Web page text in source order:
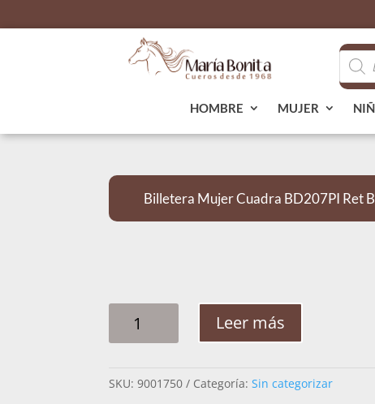
de
HOMBRE MUJER
Billetera Mujer Cuadra BD207PI Ret
MUJER
RET
Leer más
SKU:9001750 Categoría:Sin categorizar